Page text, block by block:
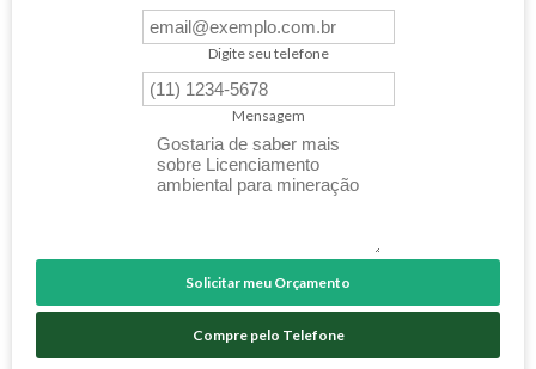
Digite seu telefone
Mensagem
Solicitar meu Orçamento
Compre pelo Telefone